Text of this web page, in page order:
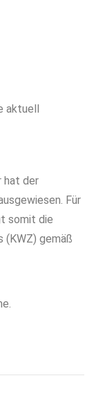
aktuell
hat der
Für
somit die
(KWZ) gemäß